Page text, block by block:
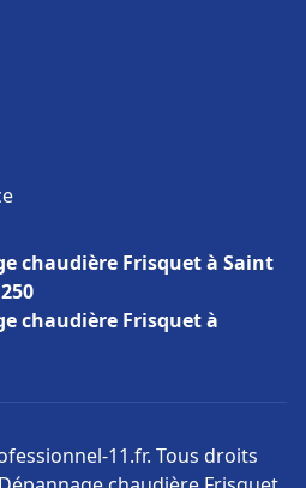
chaudière Frisquet à Saint
chaudière Frisquet à
11.fr. Tous droits